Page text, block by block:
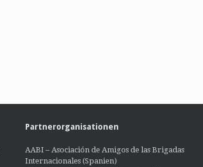
Partnerorganisationen
AABI – Asociación de Amigos de las Brigadas
Internacionales (Spanien)